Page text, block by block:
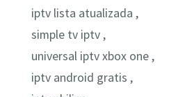
iptv lista atualizada ,
simple tv iptv ,
universal iptv xbox one ,
iptv android gratis ,